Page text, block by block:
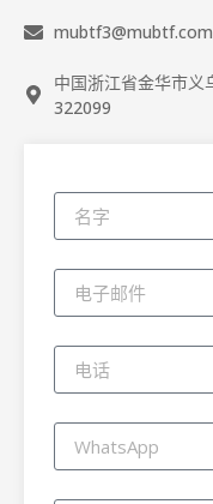
mubtf3@mubtf.com
中国浙江省金华市义
322099